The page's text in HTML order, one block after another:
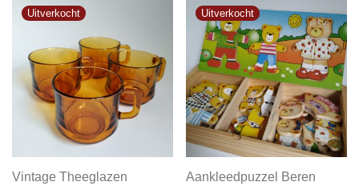
Vintage Theeglazen
Aankleedpuzzel Beren